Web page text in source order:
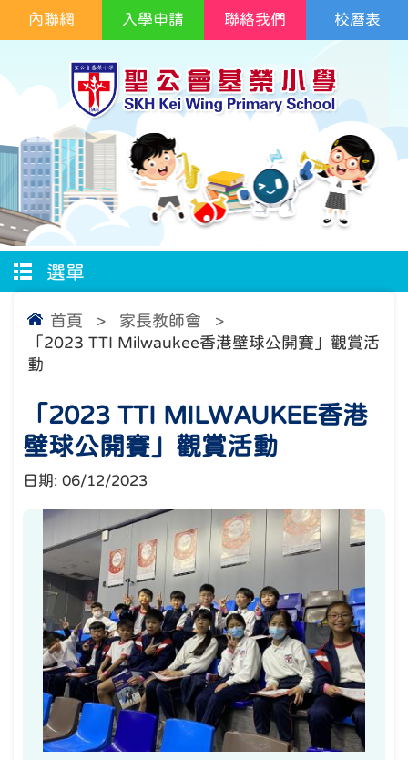
校曆表
內聯網 入學申請 聯絡我們
選單
首頁 > 家長教師會
>
「2023 TTI Milwaukee香港壁球公開賽」觀賞活
動
「2023 TTI MILWAUKEE香港
壁球公開賽」觀賞活動
日期: 06/12/2023